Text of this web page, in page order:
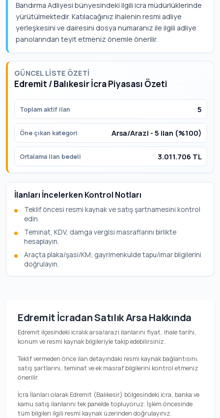
Bandırma Adliyesi bünyesindeki ilgili icra müdürlüklerinde
yürütülmektedir. Katılacağınız ihalenin resmi adliye
yerleşkesini ve dairesini dosya numaranız ile ilgili adliye
panolarından teyit etmeniz önemle önerilir.
GÜNCEL LISTE ÖZETI
Edremit / Balıkesir İcra Piyasası Özeti
Toplam aktif ilan 5
Öne çıkan kategori Arsa/Arazi - 5 ilan (%100)
Ortalama ilan bedeli 3.011.706 TL
İlanları İncelerken Kontrol Notları
Teklif öncesi resmi kaynak ve satış şartnamesini kontrol
edin.
Teminat, KDV, damga vergisi masraflarını birlikte
hesaplayın.
Araçta plaka/şasi/KM; gayrimenkulde tapu/imar bilgilerini
doğrulayın.
Edremit İcradan Satılık Arsa Hakkında
Edremit ilçesindeki icralık arsa/arazi ilanlarını fiyat, ihale tarihi,
konum ve resmi kaynak bilgileriyle takip edebilirsiniz.
Teklif vermeden önce ilan detayındaki resmi kaynak bağlantısını,
satış şartlarını, teminat ve ek masraf bilgilerini kontrol etmeniz
önerilir.
İcra İlanları olarak Edremit (Balıkesir) bölgesindeki icra, banka ve
kamu satış ilanlarını tek panelde topluyoruz. İşlem öncesinde
tüm bilgileri ilgili resmi kaynak üzerinden doğrulayınız.